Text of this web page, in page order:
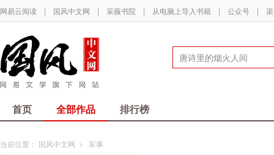
网易云阅读 | 国风中文网 | 采薇书院 | 从电脑上导入书籍 | 公众号 |
首页 全部作品 排行榜
当前位置： 国风中文网 > 军事